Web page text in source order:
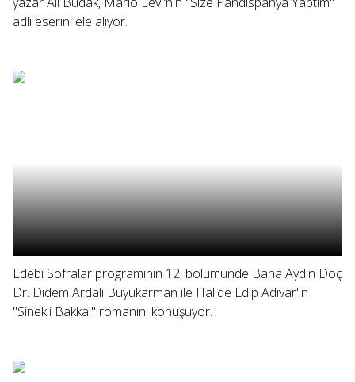
adlı eserini ele alıyor.
Edebi Sofralar programının 12. bölümünde Baha Aydın Doç
Dr. Didem Ardalı Büyükarman ile Halide Edip Adıvar'ın
"Sinekli Bakkal" romanını konuşuyor.